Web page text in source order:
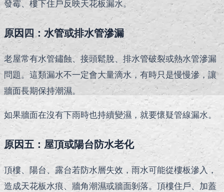
發霉、樓下住戶反映天花板漏水。
原因四：水管或排水管滲漏
老屋常有水管鏽蝕、接頭鬆脫、排水管破裂或熱水管滲漏
問題。這類漏水不一定會大量滴水，有時只是慢慢滲，讓
牆面長期保持潮濕。
如果牆面在沒有下雨時也持續變濕，就要懷疑管線漏水。
原因五：屋頂或陽台防水老化
頂樓、陽台、露台若防水層失效，雨水可能從樓板滲入，
造成天花板水痕、牆角潮濕或牆面剝落。頂樓住戶、加蓋